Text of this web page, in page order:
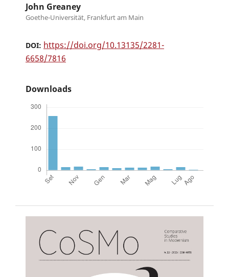
John Greaney
Goethe-Universität, Frankfurt am Main
DOI: https://doi.org/10.13135/2281-
6658/7816
Downloads